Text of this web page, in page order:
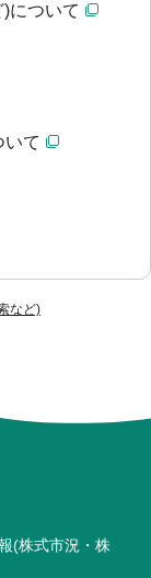
など)
について
いて
(株式市況・株